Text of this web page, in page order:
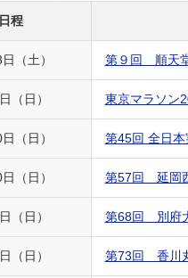
日程
（土） 第９回 順天
（日） 東京マラソン
（日） 第45回 全日
（日） 第57回 延岡
（日） 第68回 別府
（日） 第73回 香川